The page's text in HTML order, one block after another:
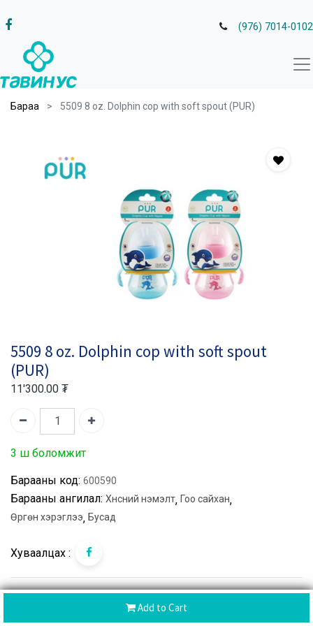
(976) 7014-0102
Бараа 5509 8 oz. Dolphin cop with soft spout (PUR)
Add to Cart
5509 8 oz. Dolphin cop with soft spout
(PUR)
11'300.00 ₮
3 ш боломжит
Барааны код: 600590
Барааны ангилал: Хүнсний нэмэлт, Гоо сайхан,
Өргөн хэрэглээ, Бусад
Хуваалцах :
Brand: PUR